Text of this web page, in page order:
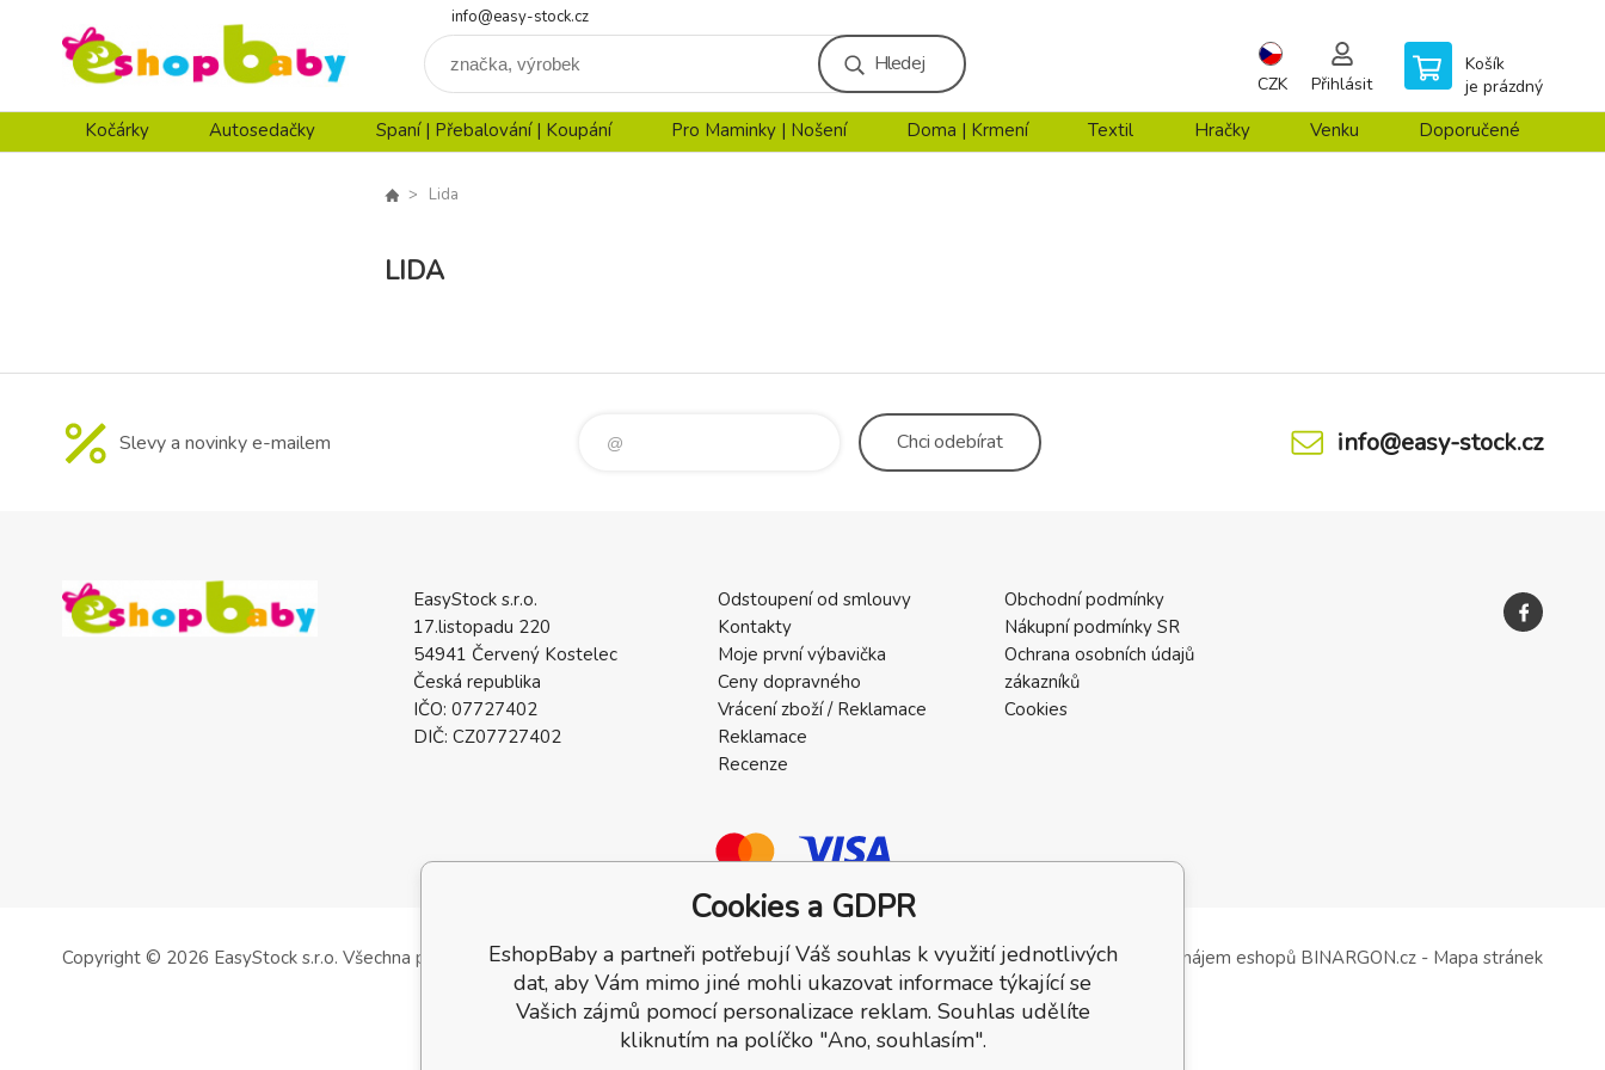
info@easy-stock.cz
Hledej
CZK Přihlásit
Košík
je prázdný
Kočárky Autosedačky Spaní | Přebalování | Koupání Pro Maminky | Nošení Doma | Krmení Textil Hračky Venku Doporučené
Lida
LIDA
Slevy a novinky e-mailem Chciodebírat info@easy-stock.cz
EasyStock s.r.o.
17.listopadu 220
54941 Červený Kostelec
Česká republika
IČO: 07727402
DIČ: CZ07727402
Odstoupení od smlouvy
Kontakty
Moje první výbavička
Ceny dopravného
Vrácení zboží / Reklamace
Reklamace
Recenze
Obchodní podmínky
Nákupní podmínky SR
Ochrana osobních údajů
zákazníků
Cookies
Copyright © 2026 EasyStock s.r.o. Všechna práva vyhrazena. Tvorba a pronájem eshopů BINARGON.cz - Mapa stránek
Cookies a GDPR
EshopBaby a partneři potřebují Váš souhlas k využití jednotlivých
dat, aby Vám mimo jiné mohli ukazovat informace týkající se
Vašich zájmů pomocí personalizace reklam. Souhlas udělíte
kliknutím na políčko "Ano, souhlasím".